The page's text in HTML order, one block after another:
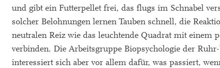
und gibt ein Futterpellet frei, das flugs im Schnabel
solcher Belohnungen lernen Tauben schnell, die
neutralen Reiz wie das leuchtende Quadrat mit einem
verbinden. Die Arbeitsgruppe Biopsychologie der
interessiert sich aber vor allem dafür, was passiert,